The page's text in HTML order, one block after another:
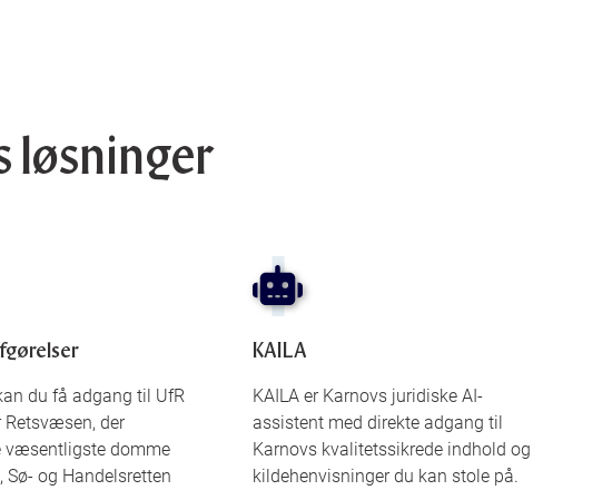
løsninger
du få adgang til UfR
Retsvæsen, der
væsentligste domme
Sø- og Handelsretten
KAILA
KAILA er Karnovs juridiske AI-
assistent med direkte adgang til
Karnovs kvalitetssikrede indhold og
kildehenvisninger du kan stole på.